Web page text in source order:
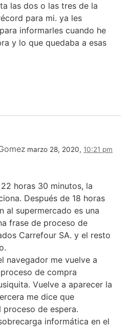
las dos o las tres de la
para mi. ya les
informarles cuando he
y lo que quedaba a esas
marzo 28, 2020, 10:21 pm
horas 30 minutos, la
Después de 18 horas
al supermercado es una
frase de proceso de
Carrefour SA. y el resto
navegador me vuelve a
de compra
Vuelve a aparecer la
me dice que
de espera.
informática en el